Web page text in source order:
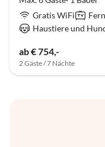
Gratis WiFi
Haustiere und
ab € 754,-
2 Gäste / 7 Nächte